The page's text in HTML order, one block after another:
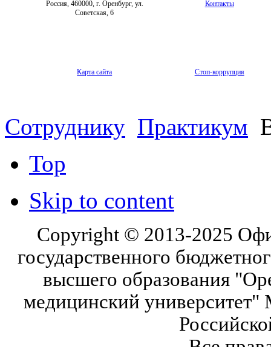
Россия, 460000, г. Оренбург, ул.
Советская, 6
Контакты
Карта сайта Стоп-коррупция
Сотруднику Практикум
Top
Skip to content
Copyright © 2013-2025
государственного
высшего образования
медицинский университет"